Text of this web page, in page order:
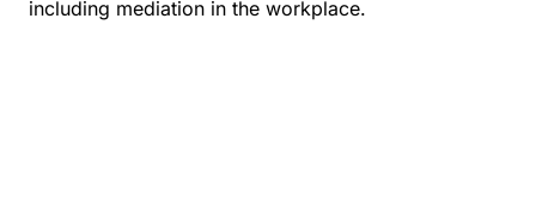
including mediation in the workplace.